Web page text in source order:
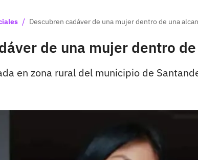
/ Descubren cadáver de una mujer dentro de una
de una mujer dentro
en zona rural del municipio de